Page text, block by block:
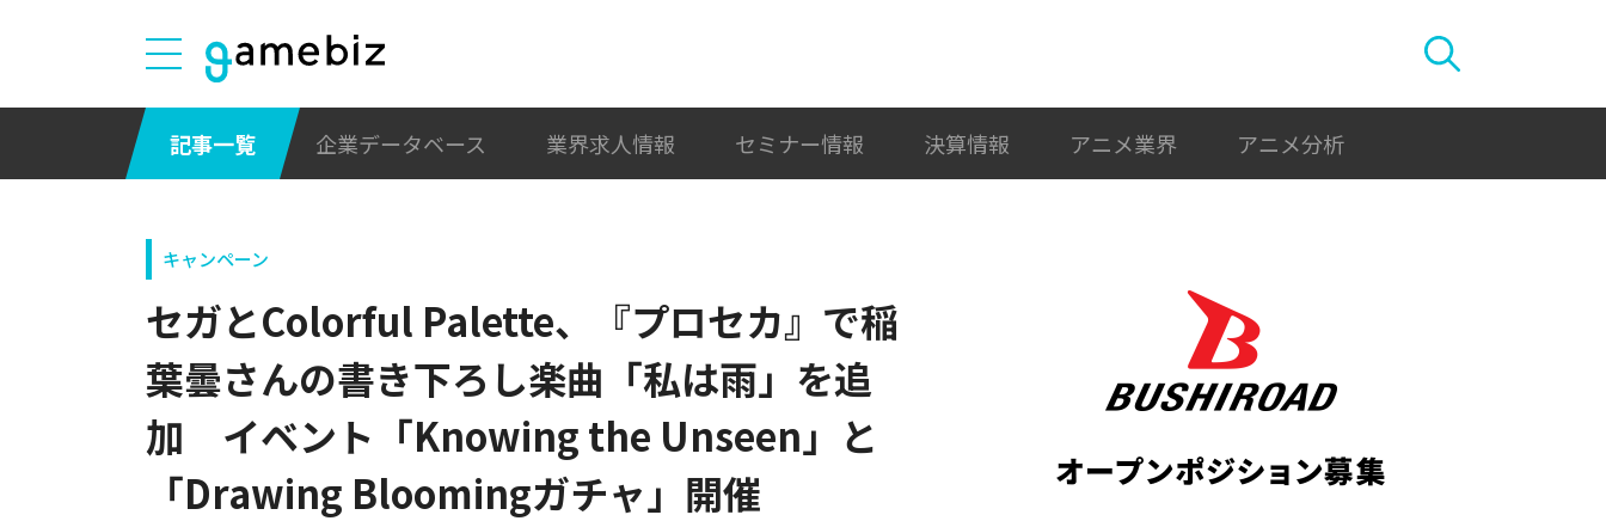
記事一覧 企業データベース 業界求人情報 セミナー情報 決算情報 アニメ業界 アニメ分析
キャンペーン
セガとColorful Palette、『プロセカ』で稲
葉曇さんの書き下ろし楽曲「私は雨」を追
加 イベント「Knowing the Unseen」と
「Drawing Bloomingガチャ」開催